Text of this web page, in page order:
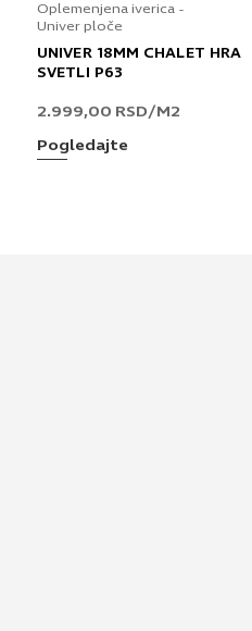
Oplemenjena iverica -
Univer ploče
UNIVER 18MM CHALET
SVETLI P63
2.999,00 RSD/M2
Pogledajte